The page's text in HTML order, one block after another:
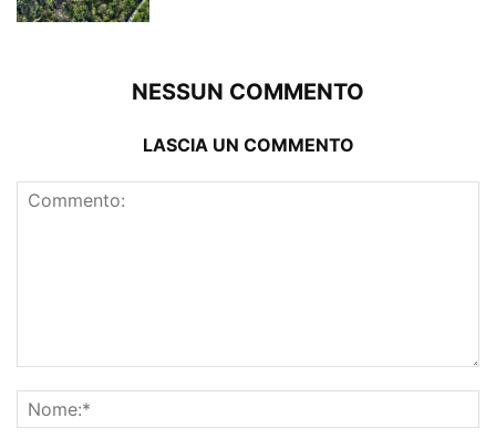
NESSUN COMMENTO
LASCIA UN COMMENTO